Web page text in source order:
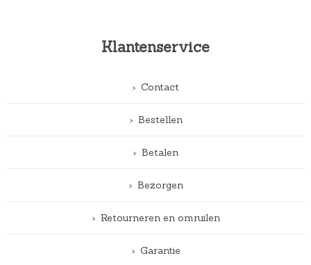
Klantenservice
Contact
Bestellen
Betalen
Bezorgen
Retourneren en omruilen
Garantie